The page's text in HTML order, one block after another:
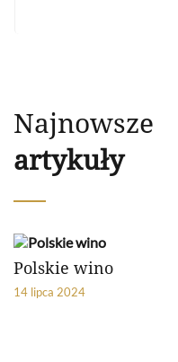
Najnowsze
artykuły
Polskie wino
14 lipca 2024